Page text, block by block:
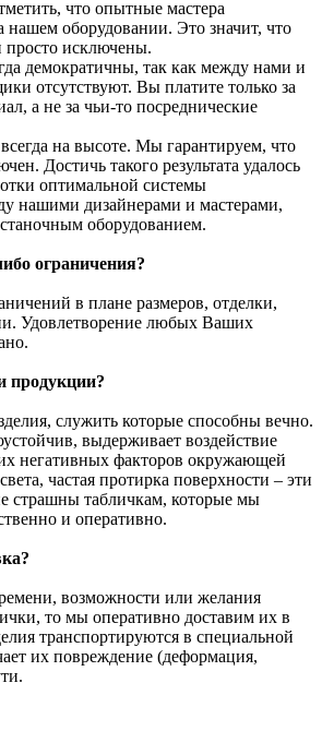
что опытные мастера
оборудовании. Это значит, что
просто исключены.
демократичны, так как между нами и
отсутствуют. Вы платите только за
а не за чьи-то посреднические
на высоте. Мы гарантируем, что
Достичь такого результата удалось
оптимальной системы
нашими дизайнерами и мастерами,
оборудованием.
ограничения?
в плане размеров, отделки,
Удовлетворение любых Ваших
продукции?
служить которые способны вечно.
выдерживает воздействие
негативных факторов окружающей
частая протирка поверхности – эти
страшны табличкам, которые мы
и оперативно.
возможности или желания
то мы оперативно доставим их в
транспортируются в специальной
их повреждение (деформация,